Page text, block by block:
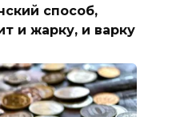
способ,
и жарку, и варку